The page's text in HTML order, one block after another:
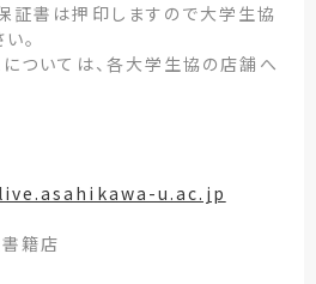
証書は押印しますので大学生協
。
ついては、各大学生協の店舗へ
u.ac.jp
籍店